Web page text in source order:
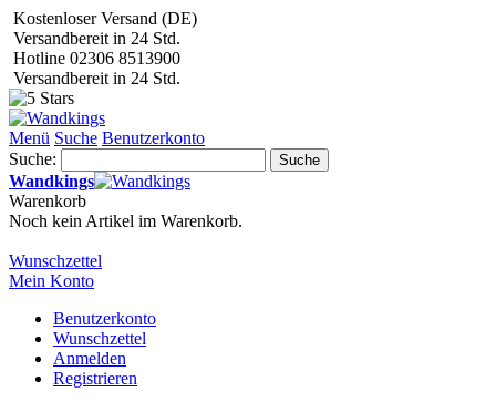
Kostenloser Versand (DE)
Versandbereit in 24 Std.
Hotline 02306 8513900
Versandbereit in 24 Std.
Menü Suche Benutzerkonto
Suche:
Suche
Wandkings
Warenkorb
Noch kein Artikel im Warenkorb.
Wunschzettel
Mein Konto
Benutzerkonto
Wunschzettel
Anmelden
Registrieren